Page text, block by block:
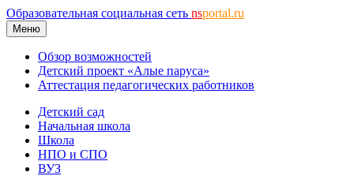
Образовательная социальная сеть nsportal.ru
Меню
Обзор возможностей
Детский проект «Алые паруса»
Аттестация педагогических работников
Детский сад
Начальная школа
Школа
НПО и СПО
ВУЗ